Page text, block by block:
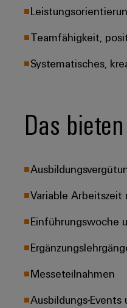
Teamfähigkeit,
Systematisches,
Das
Variable
Einführungswoche
Messeteilnahmen
Ausbildungs-Events